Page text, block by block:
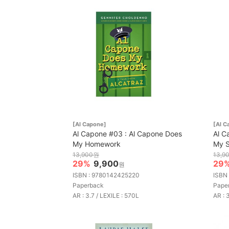
[Al Capone]
Al Capone #03 : Al Capone Does
My Homework
13,900원
29% 9,900원
ISBN : 9780142425220
Paperback
AR : 3.7 / LEXILE : 570L
[Al
Al
My
AR :